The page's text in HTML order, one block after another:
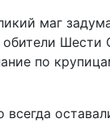
маг
Шести
по